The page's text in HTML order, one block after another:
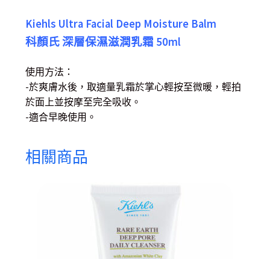
Kiehls Ultra Facial Deep Moisture Balm
科顏氏 深層保濕滋潤乳霜 50ml
使用方法：
-於爽膚水後，取適量乳霜於掌心輕按至微暖，輕拍
於面上並按摩至完全吸收。
-適合早晚使用。
相關商品